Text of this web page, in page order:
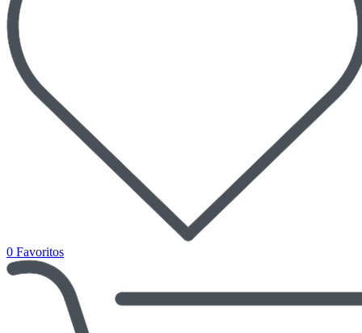
0 Favoritos